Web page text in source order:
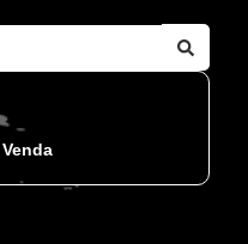
Venda